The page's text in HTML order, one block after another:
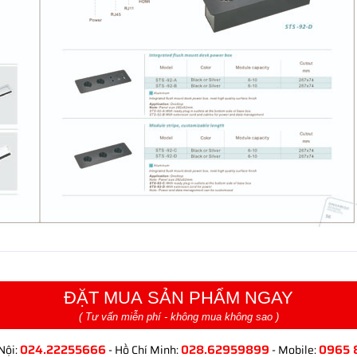
ĐẶT MUA SẢN PHẨM NGAY
( Tư vấn miễn phí - không mua không sao )
024.22255666 - Hồ Chí Minh:028.62959899 - Mobile:0965